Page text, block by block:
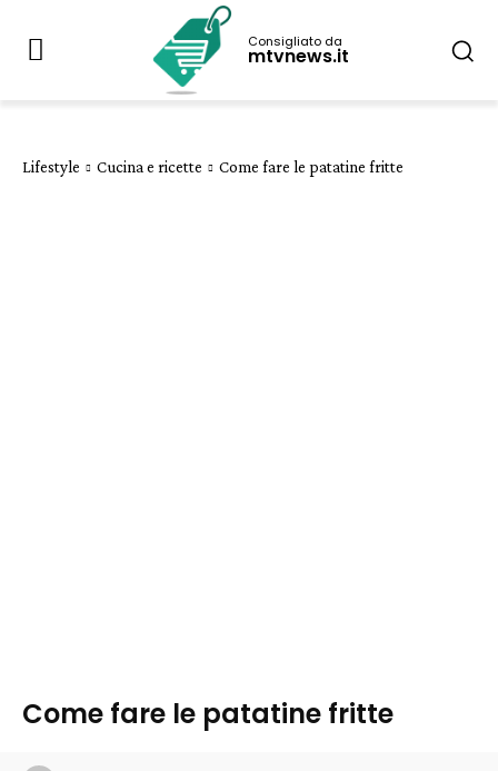
Consigliato da
mtvnews.it
Lifestyle Cucina e ricette Come fare le patatine fritte
Come fare le patatine fritte